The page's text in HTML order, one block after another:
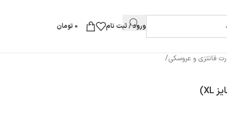
ورود / ثبت نام 0 تومان
فانتزی و عروسکی/